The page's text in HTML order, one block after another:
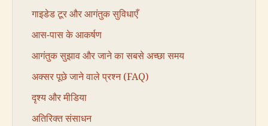
गाइडेड टूर और आगंतुक सुविधाएँ
आस-पास के आकर्षण
आगंतुक सुझाव और जाने का सबसे अच्छा समय
अक्सर पूछे जाने वाले प्रश्न (FAQ)
दृश्य और मीडिया
अतिरिक्त संसाधन